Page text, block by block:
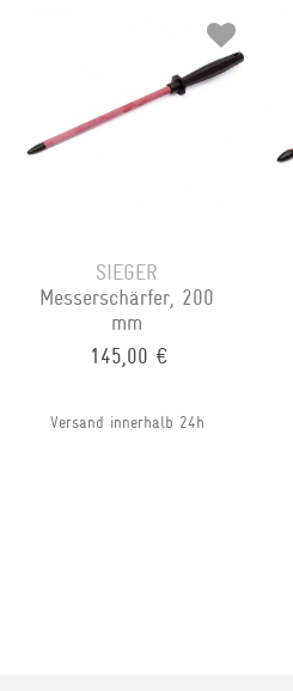
SIEGER
Messerschärfer, 200
mm
145,00 €
Versand innerhalb 24h